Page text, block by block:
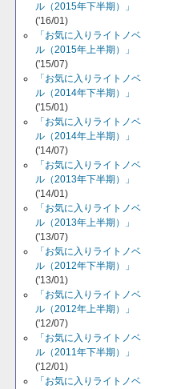
ル（2015年下半期）」
('16/01)
「お気に入りライトノベ
ル（2015年上半期）」
('15/07)
「お気に入りライトノベ
ル（2014年下半期）」
('15/01)
「お気に入りライトノベ
ル（2014年上半期）」
('14/07)
「お気に入りライトノベ
ル（2013年下半期）」
('14/01)
「お気に入りライトノベ
ル（2013年上半期）」
('13/07)
「お気に入りライトノベ
ル（2012年下半期）」
('13/01)
「お気に入りライトノベ
ル（2012年上半期）」
('12/07)
「お気に入りライトノベ
ル（2011年下半期）」
('12/01)
「お気に入りライトノベ